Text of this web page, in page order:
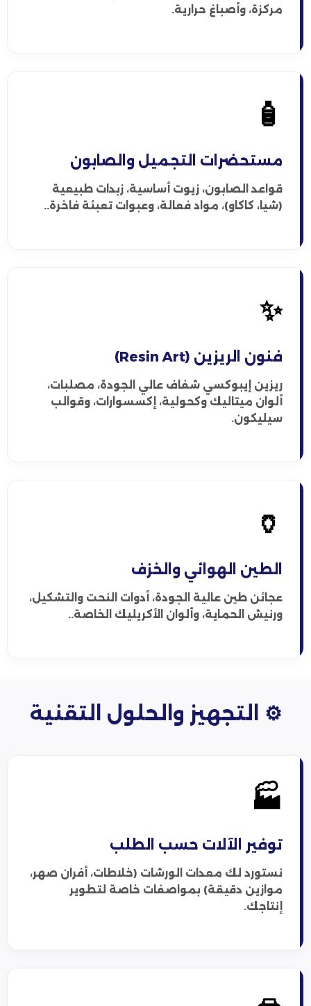
مركزة، وأصباغ حرارية.
🧴
مستحضرات التجميل والصابون
قواعد الصابون، زيوت أساسية، زبدات طبيعية
(شيا، كاكاو)، مواد فعالة، وعبوات تعبئة فاخرة..
✨
فنون الريزين (Resin Art)
ريزين إيبوكسي شفاف عالي الجودة، مصلبات،
ألوان ميتاليك وكحولية، إكسسوارات، وقوالب
سيليكون.
🏺
الطين الهوائي والخزف
عجائن طين عالية الجودة، أدوات النحت والتشكيل،
ورنيش الحماية، وألوان الأكريليك الخاصة..
⚙️ التجهيز والحلول التقنية
🏭
توفير الآلات حسب الطلب
نستورد لك معدات الورشات (خلاطات، أفران صهر،
موازين دقيقة) بمواصفات خاصة لتطوير
إنتاجك.